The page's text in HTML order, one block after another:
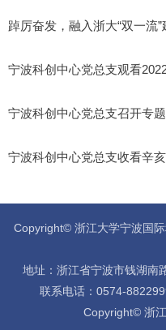
踔厉奋发，融入浙大“双一流”
宁波科创中心党总支观看
Copyright© 浙江大学宁波国
地址：浙江省宁波市钱湖南
联系电话：0574-
Copyright© 浙